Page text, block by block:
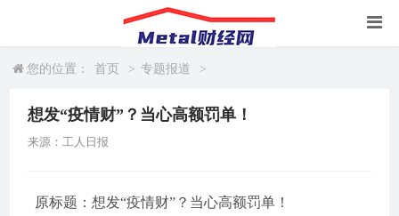
您的位置： 首页 > 专题报道 >
想发“疫情财”？当心高额罚单！
来源：工人日报
原标题：想发“疫情财”？当心高额罚单！